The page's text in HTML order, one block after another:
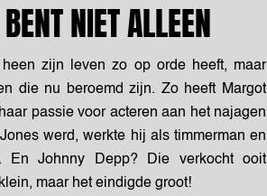
NIET ALLEEN
zijn leven zo op orde heeft, maar
die nu beroemd zijn. Zo heeft Margot
passie voor acteren aan het najagen
werd, werkte hij als timmerman en
Johnny Depp? Die verkocht ooit
maar het eindigde groot!